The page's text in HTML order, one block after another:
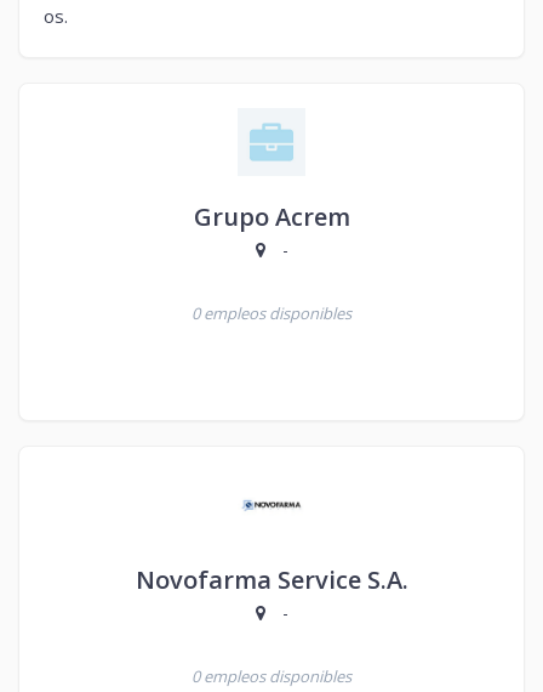
os.
Grupo Acrem
-
0 empleos disponibles
Novofarma Service S.A.
-
0 empleos disponibles